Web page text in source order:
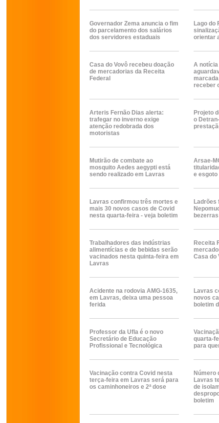
Governador Zema anuncia o fim
do parcelamento dos salários
dos servidores estaduais
Lago do
orientar
Casa do Vovô recebeu doação
de mercadorias da Receita
Federal
A
receber
Arteris Fernão Dias alerta:
trafegar no inverno exige
atenção redobrada dos
motoristas
Projeto
o
Mutirão de combate ao
mosquito Aedes aegypti está
sendo realizado em Lavras
Arsae-
e esgoto
Lavras confirmou três mortes e
mais 30 novos casos de Covid
nesta quarta-feira - veja boletim
Ladrões
Trabalhadores das indústrias
alimentícias e de bebidas serão
vacinados nesta quinta-feira em
Lavras
Receita
Casa do
Acidente na rodovia AMG-1635,
em Lavras, deixa uma pessoa
ferida
Lavras
novos
boletim
Professor da Ufla é o novo
Secretário de Educação
Profissional e Tecnológica
quarta-
para
Vacinação contra Covid nesta
terça-feira em Lavras será para
os caminhoneiros e 2ª dose
Número
Lavras
de
boletim